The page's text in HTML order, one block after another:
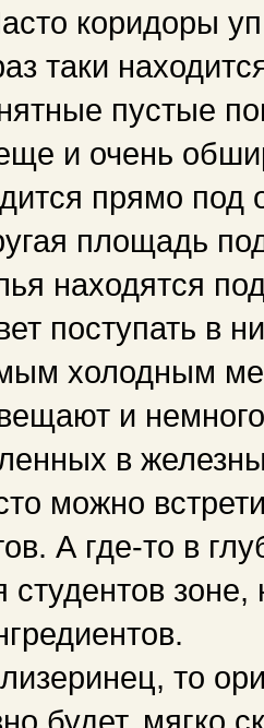
коридоры
таки
пустые
и очень
прямо
площадь
находятся
поступать в
холодным
и
в
можно
А где-то в
студентов
то
будет, мягко